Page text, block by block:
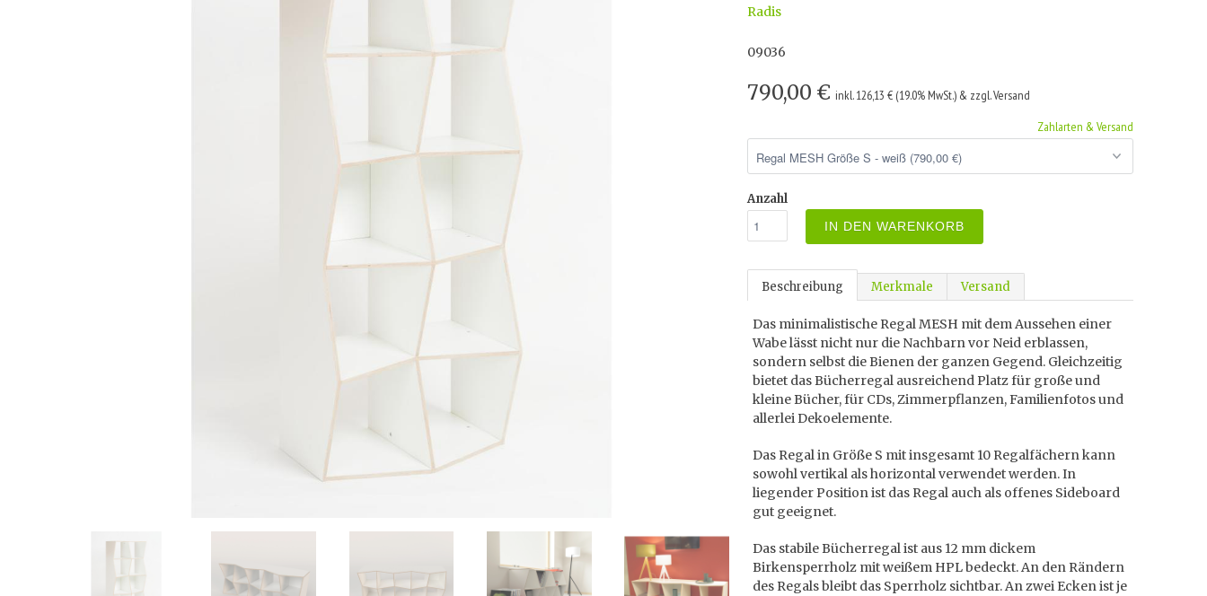
Radis
09036
790,00 € inkl. 126,13 € (19.0% MwSt.) & zzgl. Versand
Zahlarten & Versand
Anzahl
IN DEN WARENKORB
Beschreibung Merkmale Versand
Das minimalistische Regal MESH mit dem Aussehen einer
Wabe lässt nicht nur die Nachbarn vor Neid erblassen,
sondern selbst die Bienen der ganzen Gegend. Gleichzeitig
bietet das Bücherregal ausreichend Platz für große und
kleine Bücher, für CDs, Zimmerpflanzen, Familienfotos und
allerlei Dekoelemente.
Das Regal in Größe S mit insgesamt 10 Regalfächern kann
sowohl vertikal als horizontal verwendet werden. In
liegender Position ist das Regal auch als offenes Sideboard
gut geeignet.
Das stabile Bücherregal ist aus 12 mm dickem
Birkensperrholz mit weißem HPL bedeckt. An den Rändern
des Regals bleibt das Sperrholz sichtbar. An zwei Ecken ist je